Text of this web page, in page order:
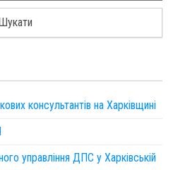
консультантів на Харківщині
управління ДПС у Харківській